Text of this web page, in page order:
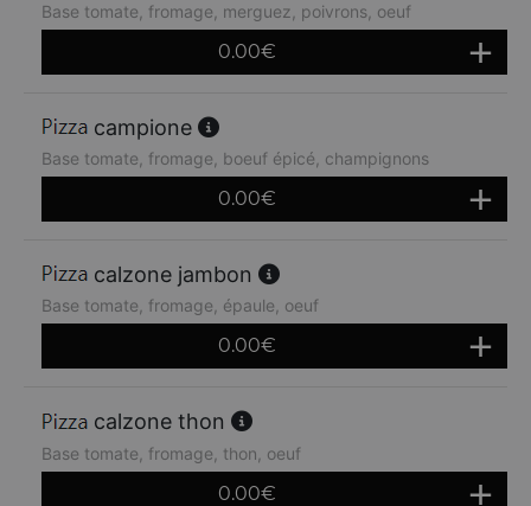
Base tomate, fromage, merguez, poivrons, oeuf
0.00€
campione
Base tomate, fromage, boeuf épicé, champignons
0.00€
calzone jambon
Base tomate, fromage, épaule, oeuf
0.00€
calzone thon
Base tomate, fromage, thon, oeuf
0.00€